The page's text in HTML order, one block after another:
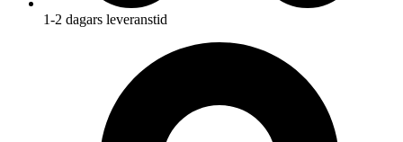
1-2 dagars leveranstid